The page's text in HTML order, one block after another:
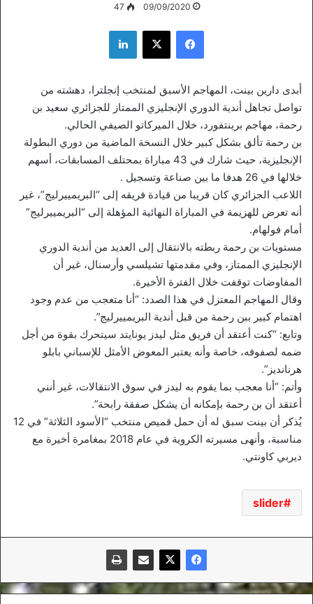
09/09/2020
47
فيسبوك ‫X لينكدإن
أبدى دارين بينت، المهاجم الأسبق لمنتخب إنجلترا، دهشته من
تواصل تجاهل أندية الدوري الإنجليزي الممتاز للجزائري سعيد بن
رحمة، مهاجم برينتفورد، خلال الميركاتو الصيفي الحالي.
بن رحمة تألق بشكل كبير خلال النسخة الماضية من دوري البطولة
الإنجليزية، حيث شارك في 43 مباراة بمحتلف المسابقات، أسهم
خلالها في 26 هدفا ما بين صناعة وتسجيل .
اللاعب الجزائري كان قريبا من قيادة فريقه إلى “البريمييرليج”، غير
أنه تعرض للهزيمة في المباراة النهائية المؤهلة إلى “البريمييرليج”
أمام فولهام.
مستويات بن رحمة ربطته بالانتقال إلى العديد من أندية الدوري
الإنجليزي الممتاز، وفي مقدمتها تشيلسي وأرسنال، غير أن
المفاوضات توقفت خلال الفترة الأخيرة.
وقال المهاجم المعتزل في هذا الصدد: “أنا متعجب من عدم وجود
اهتمام كبير ببن رحمة من قبل أندية البريمييرليج”.
وتابع: “كنت أعتقد أن فريق مثل ليدز يونايتد سيتحرك بقوة من أجل
ضمه لصفوفه، خاصة وأنه يعتبر المعوض الأمثل للإسباني بابلو
هرنانديز”.
وأتم: “أنا معجب بما يقوم به ليدز في سوق الانتقالات، غير أنني
أعتقد أن بن رحمة بإمكانه أن يشكل صفقة رابحة”.
يُذكر أن بينت سبق له أن حمل قميص منتخب “الأسود الثلاثة” في 12
مناسبة، وأنهى مسيرته الكروية في عام 2018 بمغامرة أخيرة مع
ديربي كاونتي.
slider